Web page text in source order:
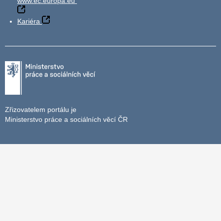
Kariéra
Zřizovatelem portálu je
Ministerstvo práce a sociálních věcí ČR